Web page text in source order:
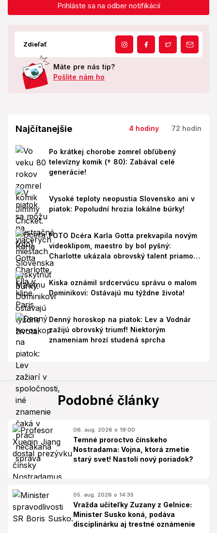
Prihláste sa na odber notifikácií
Zdieľať
Máte pre nás tip?
Pošlite nám ho
Najčítanejšie 4 hodiny 72 hodín
Po krátkej chorobe zomrel obľúbený
televízny komik († 80): Zabával celé
generácie!
Vysoké teploty neopustia Slovensko ani v
piatok: Popoludní hrozia lokálne búrky!
FOTO Dcéra Karla Gotta prekvapila novým
videoklipom, maestro by bol pyšný:
Charlotte ukázala obrovský talent priamo v
Paríži!
Kiska oznámil srdcervúcu správu o malom
Dominikovi: Ostávajú mu týždne života!
Denný horoskop na piatok: Lev a Vodnár
zažijú obrovský triumf! Niektorým
znameniam hrozí studená sprcha
Podobné články
06. aug. 2026 o 19:00
Temné proroctvo čínskeho
Nostradama: Vojna, ktorá zmetie
starý svet! Nastolí nový poriadok?
05. aug. 2026 o 14:35
Vražda učiteľky Zuzany z Gelnice:
Minister Susko koná, podáva
disciplinárku aj trestné oznámenie